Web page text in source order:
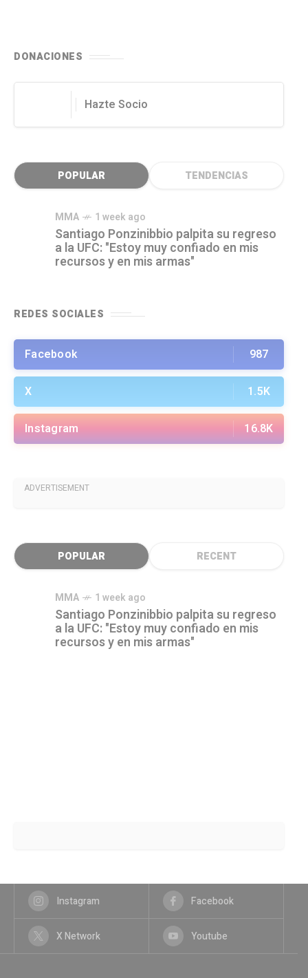
DONACIONES
Hazte Socio
POPULAR TENDENCIAS
MMA 1 week ago
Santiago Ponzinibbio palpita su regreso
a la UFC: "Estoy muy confiado en mis
recursos y en mis armas"
REDES SOCIALES
Facebook 987
X 1.5K
Instagram 16.8K
ADVERTISEMENT
POPULAR RECENT
MMA 1 week ago
Santiago Ponzinibbio palpita su regreso
a la UFC: "Estoy muy confiado en mis
recursos y en mis armas"
Instagram Facebook
X Network Youtube